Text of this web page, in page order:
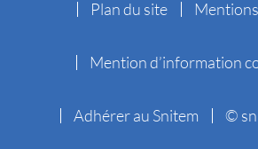
Plan du site
Mention d’information
Adhérer au Snitem ©